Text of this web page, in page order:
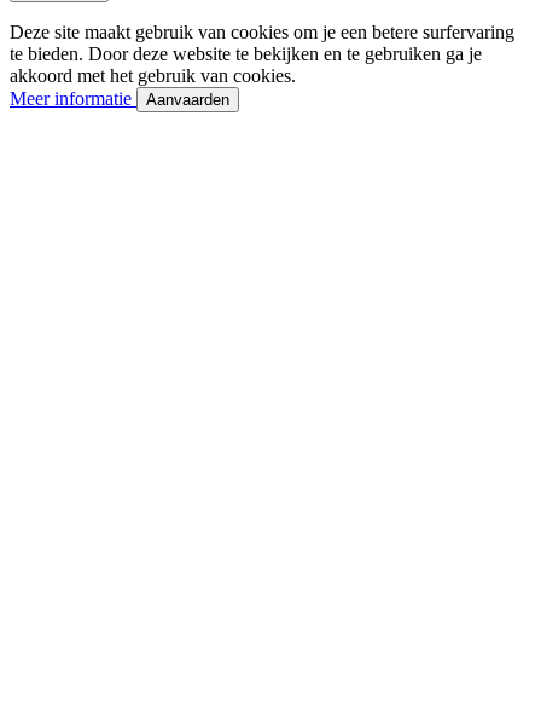
Deze site maakt gebruik van cookies om je een betere surfervaring
te bieden. Door deze website te bekijken en te gebruiken ga je
akkoord met het gebruik van cookies.
Meer informatie
Aanvaarden